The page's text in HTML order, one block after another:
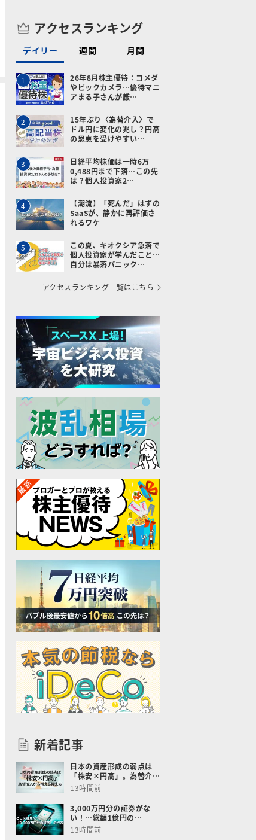
アクセスランキング
デイリー 週間 月間
1
26年8月株主優待：コメダ
やビックカメラ…優待マニ
アまる子さんが厳…
2
15年ぶり〈為替介入〉で
ドル円に変化の兆し？円高
の恩恵を受けやすい…
3
日経平均株価は一時6万
0,488円まで下落…この先
は？個人投資家2…
4
【潮流】「死んだ」はずの
SaaSが、静かに再評価さ
れるワケ
5
この夏、キオクシア急落で
個人投資家が学んだこと…
自分は暴落パニック…
アクセスランキング一覧はこちら
新着記事
日本の資産形成の弱点は
「株安×円高」。為替介…
13時間前
3,000万円分の証券がな
い！…総額1億円の…
13時間前